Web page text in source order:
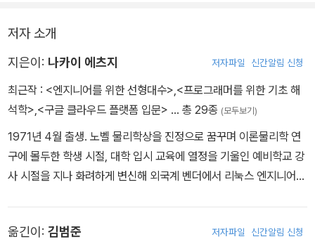
저자 소개
지은이: 나카이 에츠지 저자파일 신간알림 신청
최근작 : <엔지니어를 위한 선형대수>,<프로그래머를 위한 기초 해
석학>,<구글 클라우드 플랫폼 입문> … 총 29종 (모두보기)
1971년 4월 출생. 노벨 물리학상을 진정으로 꿈꾸며 이론물리학 연
구에 몰두한 학생 시절, 대학 입시 교육에 열정을 기울인 예비학교 강
사 시절을 지나 화려하게 변신해 외국계 벤더에서 리눅스 엔지니어를
를 거쳐서 현재는 미국계 IT 기업의 Cloud Solutions Architect로
옮긴이: 김범준 저자파일 신간알림 신청